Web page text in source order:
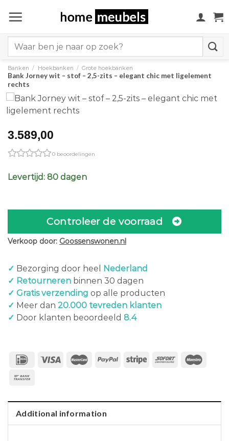
naar
for:
Banken / Hoekbanken / Grote hoekbanken
Bank Jorney wit – stof – 2,5-zits – elegant chic met ligelement
rechts
3.589,00
0 beoordelingen
Levertijd: 80 dagen
Controleer de voorraad
Verkoop door: Goossenswonen.nl
✓ Bezorging door heel
Nederland
✓ Retourneren binnen 30 dagen
✓ Gratis verzending op alle producten
✓ Meer dan 20.000 tevreden klanten
✓ Door klanten beoordeeld 8.4
Additional information